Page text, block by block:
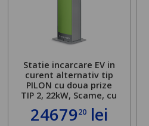
Statie incarcare EV in
curent alternativ tip
PILON cu doua prize
TIP 2, 22kW, Scame, cu
server local
2467920lei